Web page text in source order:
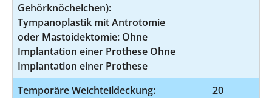
Gehörknöchelchen):
Tympanoplastik mit Antrotomie
oder Mastoidektomie: Ohne
Implantation einer Prothese Ohne
Implantation einer Prothese
Temporäre Weichteildeckung:
20